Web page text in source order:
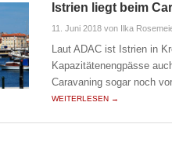
Istrien liegt beim
11. Juni 2018 von Ilka
Laut ADAC ist Istrien in
Kapazitätenengpässe
Caravaning sogar noch
WEITERLESEN →